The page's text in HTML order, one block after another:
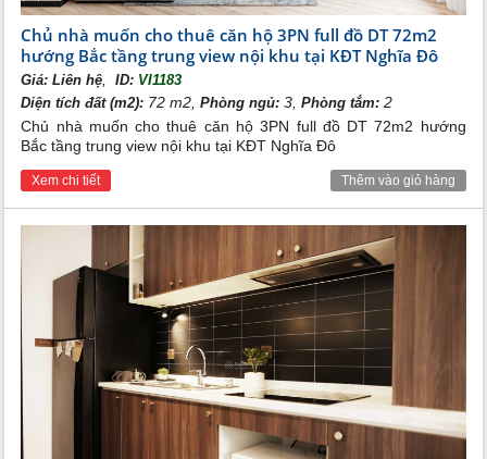
Chủ nhà muốn cho thuê căn hộ 3PN full đồ DT 72m2
hướng Bắc tầng trung view nội khu tại KĐT Nghĩa Đô
Giá:Liên hệ ID: VI1183
Diện tích đất (m2): 72 m2,Phòng ngủ: 3,Phòng tắm: 2
Chủ nhà muốn cho thuê căn hộ 3PN full đồ DT 72m2 hướng
Bắc tầng trung view nội khu tại KĐT Nghĩa Đô
Xem chi tiết Thêm vào giỏ hàng